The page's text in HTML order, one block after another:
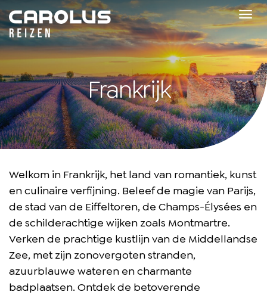
Home
Frankrijk
Welkom in Frankrijk, het land van romantiek, kunst
en culinaire verfijning. Beleef de magie van Parijs,
de stad van de Eiffeltoren, de Champs-Élysées en
de schilderachtige wijken zoals Montmartre.
Verken de prachtige kustlijn van de Middellandse
Zee, met zijn zonovergoten stranden,
azuurblauwe wateren en charmante
badplaatsen. Ontdek de betoverende